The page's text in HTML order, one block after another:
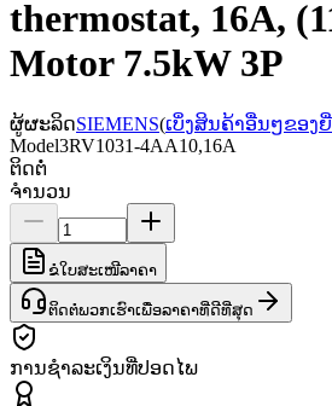
thermostat, 16A,
Motor 7.5kW 3P
ຜູ້ຜະລິດSIEMENS(ເບິ່ງສິນຄ້າອື່ນໆຂອງ
Model3RV1031-4AA10,16A
ຕິດຕໍ່
ຈຳນວນ
ຂໍໃບສະເໜີລາຄາ
ຕິດຕໍ່ພວກເຮົາເພື່ອລາຄາທີ່ດີທີ່ສຸດ
ການຊຳລະເງິນທີ່ປອດໄພ